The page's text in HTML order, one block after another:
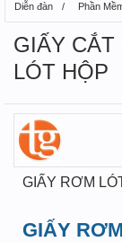
Diễn đàn Phần
GIẤY
LÓT HỘP
GIẤY RƠM
GIẤY RƠM